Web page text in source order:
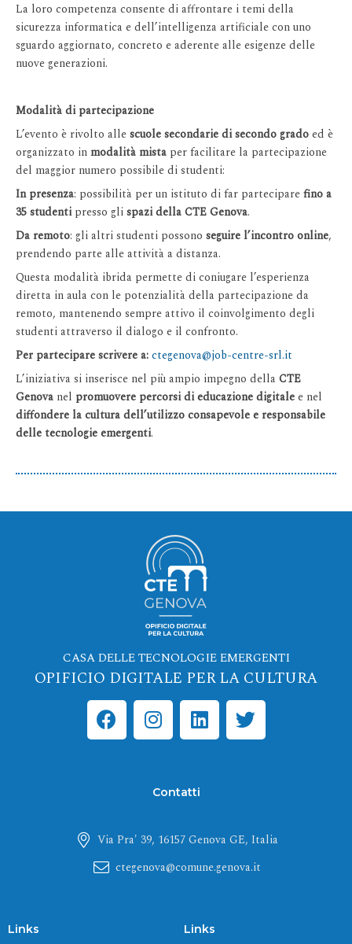
La loro competenza consente di affrontare i temi della
sicurezza informatica e dell’intelligenza artificiale con uno
sguardo aggiornato, concreto e aderente alle esigenze delle
nuove generazioni.
Modalità di partecipazione
L’evento è rivolto allescuole secondarie di secondo gradoed è
organizzato in modalità mista per facilitare la partecipazione
del maggior numero possibile di studenti:
In presenza: possibilità per un istituto di far parteciparefino a
35 studentipresso glispazi della CTE Genova.
Da remoto: gli altri studenti possono seguire l’incontro online,
prendendo parte alle attività a distanza.
Questa modalità ibrida permette di coniugare l’esperienza
diretta in aula con le potenzialità della partecipazione da
remoto, mantenendo sempre attivo il coinvolgimento degli
studenti attraverso il dialogo e il confronto.
Per partecipare scrivere a:ctegenova@job-centre-srl.it
L’iniziativa si inserisce nel più ampio impegno della CTE
Genova nel promuovere percorsi di educazione digitalee nel
diffondere la cultura dell’utilizzo consapevole e responsabile
delle tecnologie emergenti.
CASA DELLE TECNOLOGIE EMERGENTI
OPIFICIO DIGITALE PER LA CULTURA
F
a
c
o
k
I
n
s
a
a
m
L
i
n
e
n
T
w
i
Contatti
Via Pra' 39, 16157 Genova GE, Italia
ctegenova@comune.genova.it
Links Links